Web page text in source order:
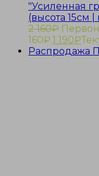
"Усиленная
(высота 15см
2 160₽
160₽.1 190₽
Распродажа